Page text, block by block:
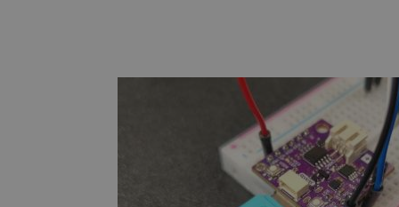
_lb_ccc
PHPSESSID